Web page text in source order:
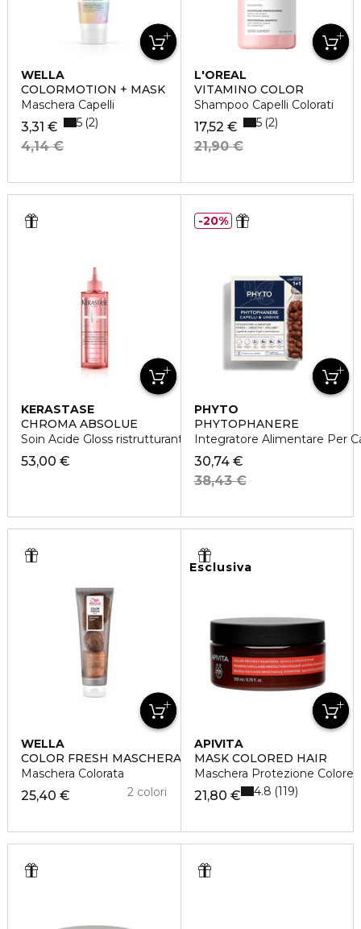
WELLA
COLORMOTION + MASK
Maschera Capelli
3,31 €
4,14 €
5 2
L'OREAL
PROFESSIONNEL
VITAMINO COLOR
Shampoo Capelli Colorati
17,52 €
21,90 €
5 2
KERASTASE
CHROMA ABSOLUE
Soin Acide Gloss ristrutturante
53,00 €
PHYTO
PHYTOPHANERE
Integratore Alimentare Per
30,74 €
38,43 €
20%
WELLA
COLOR FRESH MASCHERA COLORATA CHOCOLATE
Maschera Colorata
25,40 € 2 colori
Esclusiva
APIVITA
MASK COLORED HAIR
Maschera Protezione Colore
21,80 € 4.8 119